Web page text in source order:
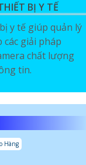
BỊ Y TẾ
y tế giúp quản lý
giải pháp
chất lượng
tin.
Hàng